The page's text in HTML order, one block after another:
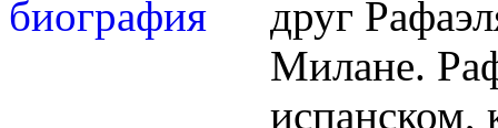
друг
Милане.
испанском,